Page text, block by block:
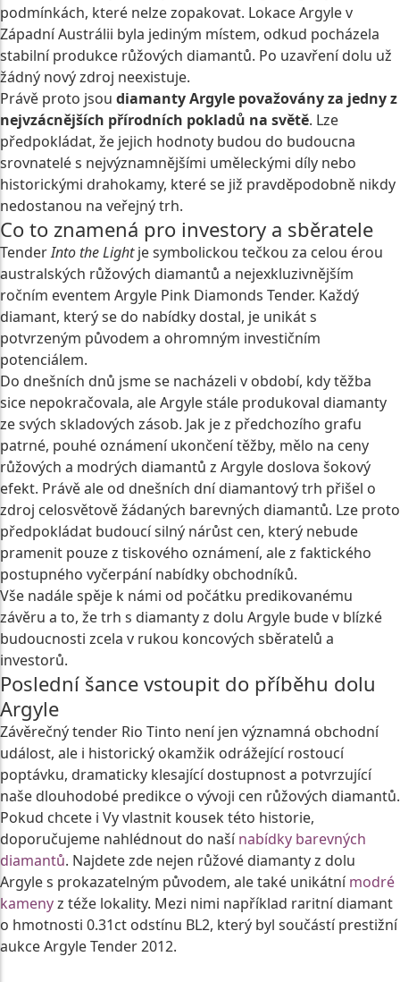
podmínkách, které nelze zopakovat. Lokace Argyle v
Západní Austrálii byla jediným místem, odkud pocházela
stabilní produkce růžových diamantů. Po uzavření dolu už
žádný nový zdroj neexistuje.
Právě proto jsou diamanty Argyle považovány za jedny z
nejvzácnějších přírodních pokladů na světě. Lze
předpokládat, že jejich hodnoty budou do budoucna
srovnatelé s nejvýznamnějšími uměleckými díly nebo
historickými drahokamy, které se již pravděpodobně nikdy
nedostanou na veřejný trh.
Co to znamená pro investory a sběratele
TenderInto the Lightje symbolickou tečkou za celou érou
australských růžových diamantů a nejexkluzivnějším
ročním eventem Argyle Pink Diamonds Tender. Každý
diamant, který se do nabídky dostal, je unikát s
potvrzeným původem a ohromným investičním
potenciálem.
Do dnešních dnů jsme se nacházeli v období, kdy těžba
sice nepokračovala, ale Argyle stále produkoval diamanty
ze svých skladových zásob. Jak je z předchozího grafu
patrné, pouhé oznámení ukončení těžby, mělo na ceny
růžových a modrých diamantů z Argyle doslova šokový
efekt. Právě ale od dnešních dní diamantový trh přišel o
zdroj celosvětově žádaných barevných diamantů. Lze proto
předpokládat budoucí silný nárůst cen, který nebude
pramenit pouze z tiskového oznámení, ale z faktického
postupného vyčerpání nabídky obchodníků.
Vše nadále spěje k námi od počátku predikovanému
závěru a to, že trh s diamanty z dolu Argyle bude v blízké
budoucnosti zcela v rukou koncových sběratelů a
investorů.
Poslední šance vstoupit do příběhu dolu
Argyle
Závěrečný tender Rio Tinto není jen významná obchodní
událost, ale i historický okamžik odrážející rostoucí
poptávku, dramaticky klesající dostupnost a potvrzující
naše dlouhodobé predikce o vývoji cen růžových diamantů.
Pokud chcete i Vy vlastnit kousek této historie,
doporučujeme nahlédnout do našínabídky barevných
diamantů. Najdete zde nejen růžové diamanty z dolu
Argyle s prokazatelným původem, ale také unikátnímodré
kamenyz téže lokality. Mezi nimi například raritní diamant
o hmotnosti 0.31ct odstínu BL2, který byl součástí prestižní
aukce Argyle Tender 2012.